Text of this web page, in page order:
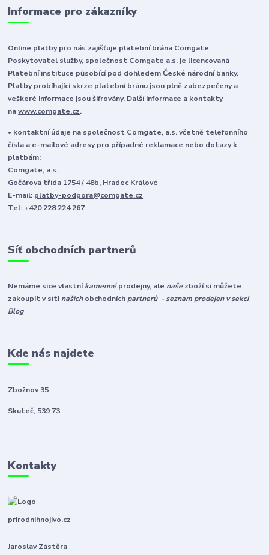
Informace pro zákazníky
Online platby pro nás zajišťuje platební brána Comgate.
Poskytovatel služby, společnost Comgate a.s. je licencovaná
Platební instituce působící pod dohledem České národní banky.
Platby probíhající skrze platební bránu jsou plně zabezpečeny a
veškeré informace jsou šifrovány. Další informace a kontakty
nawww.comgate.cz.
• kontaktní údaje na společnost Comgate, a.s. včetně telefonního
čísla a e-mailové adresy pro případné reklamace nebo dotazy k
platbám:
Comgate, a.s.
Gočárova třída 1754 / 48b, Hradec Králové
E-mail: platby-podpora@comgate.cz
Tel: +420 228 224 267
Síť obchodních partnerů
Nemáme sice vlastníkamennéprodejny, ale naše zboží si můžete
zakoupit v síti našichobchodníchpartnerů - seznam prodejen v sekci
Blog
Kde nás najdete
Zbožnov 35
Skuteč, 539 73
Kontakty
prirodnihnojivo.cz
Jaroslav Zástěra